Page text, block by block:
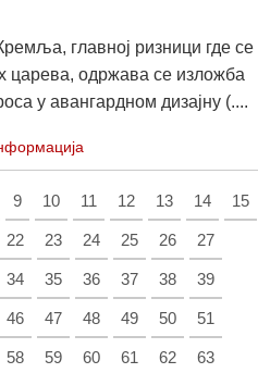
главној ризници где се
царева, одржава се изложба
у авангардном дизајну (....
9 10 11 12 13 14 15
22 23 24 25 26 27
34 35 36 37 38 39
46 47 48 49 50 51
58 59 60 61 62 63